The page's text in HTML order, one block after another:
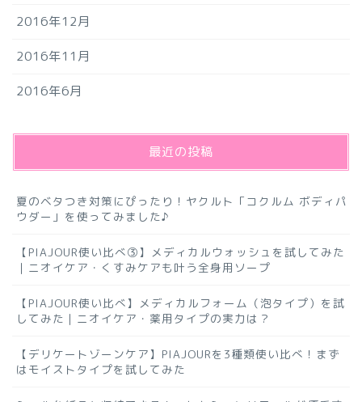
2016年12月
2016年11月
2016年6月
最近の投稿
夏のベタつき対策にぴったり！ヤクルト「コクルム ボディパ
ウダー」を使ってみました♪
【PIAJOUR使い比べ③】メディカルウォッシュを試してみた
｜ニオイケア・くすみケアも叶う全身用ソープ
【PIAJOUR使い比べ】メディカルフォーム（泡タイプ）を試
してみた｜ニオイケア・薬用タイプの実力は？
【デリケートゾーンケア】PIAJOURを3種類使い比べ！まず
はモイストタイプを試してみた